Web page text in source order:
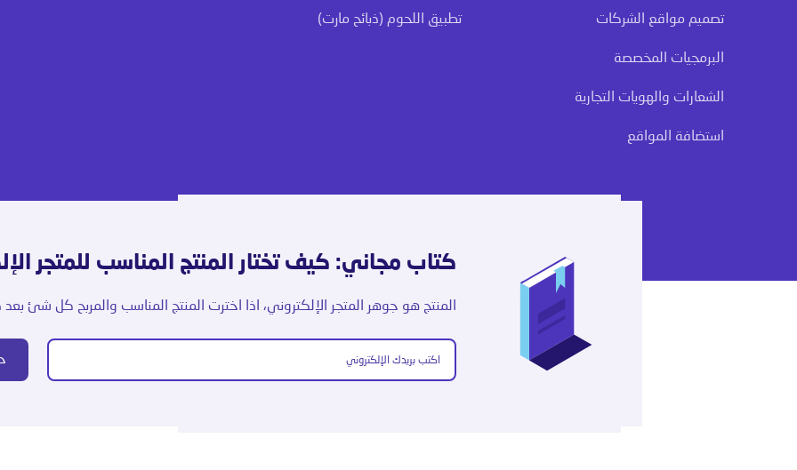
تصميم مواقع الشركات
البرمجيات المخصصة
الشعارات والهويات التجارية
استضافة المواقع
تطبيق اللحوم (ذبائح مارت)
كتاب مجاني: كيف تختار المنتج المناسب للمتجر
المنتج هو جوهر المتجر الإلكتروني، اذا اخترت المنتج المناسب والمربح كل شئ